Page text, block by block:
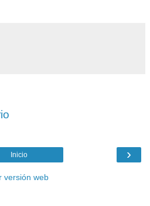
›
Inicio
versión web